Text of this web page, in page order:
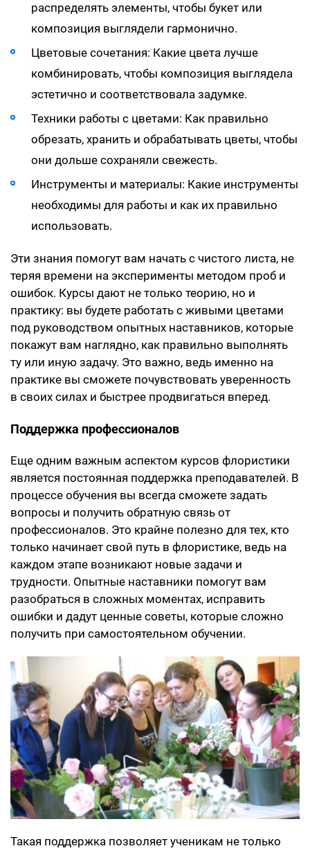
распределять элементы, чтобы букет или
композиция выглядели гармонично.
Цветовые сочетания: Какие цвета лучше
комбинировать, чтобы композиция выглядела
эстетично и соответствовала задумке.
Техники работы с цветами: Как правильно
обрезать, хранить и обрабатывать цветы, чтобы
они дольше сохраняли свежесть.
Инструменты и материалы: Какие инструменты
необходимы для работы и как их правильно
использовать.
Эти знания помогут вам начать с чистого листа, не
теряя времени на эксперименты методом проб и
ошибок. Курсы дают не только теорию, но и
практику: вы будете работать с живыми цветами
под руководством опытных наставников, которые
покажут вам наглядно, как правильно выполнять
ту или иную задачу. Это важно, ведь именно на
практике вы сможете почувствовать уверенность
в своих силах и быстрее продвигаться вперед.
Поддержка профессионалов
Еще одним важным аспектом курсов флористики
является постоянная поддержка преподавателей. В
процессе обучения вы всегда сможете задать
вопросы и получить обратную связь от
профессионалов. Это крайне полезно для тех, кто
только начинает свой путь в флористике, ведь на
каждом этапе возникают новые задачи и
трудности. Опытные наставники помогут вам
разобраться в сложных моментах, исправить
ошибки и дадут ценные советы, которые сложно
получить при самостоятельном обучении.
Такая поддержка позволяет ученикам не только